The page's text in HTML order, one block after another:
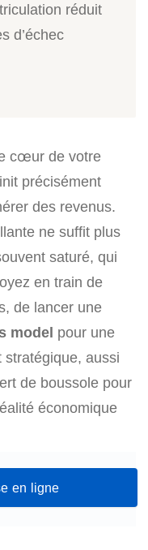
réduit
d’échec
cœur de votre
précisément
des revenus.
ne suffit plus
saturé, qui
en train de
de lancer une
model pour une
aussi
de boussole pour
économique
en ligne